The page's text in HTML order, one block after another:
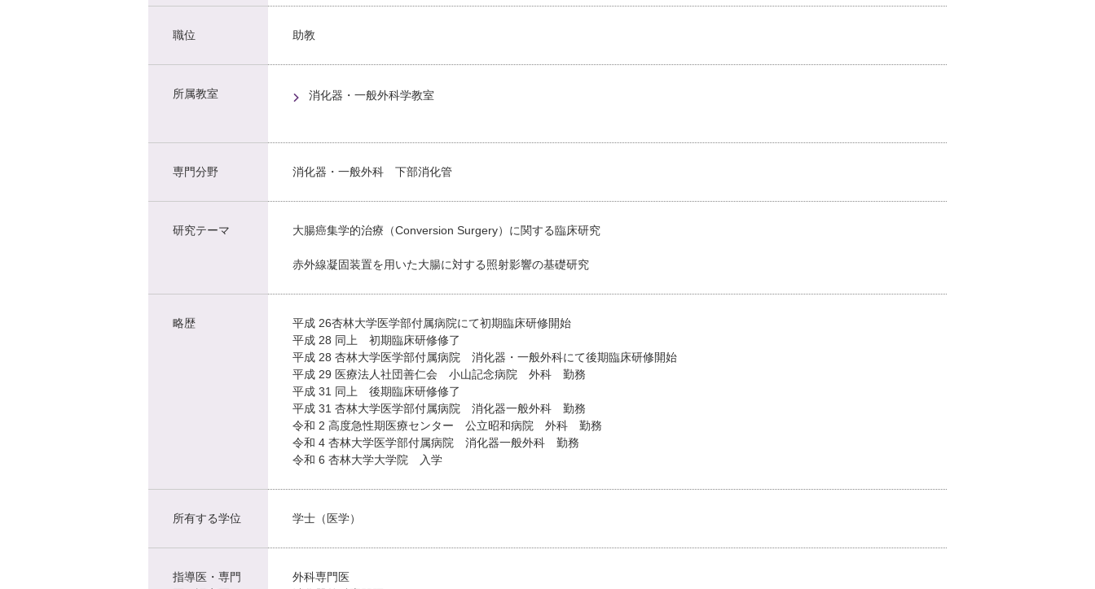
職位 助教
所属教室 消化器・一般外科学教室
専門分野 消化器・一般外科 下部消化管
研究テーマ 大腸癌集学的治療（Conversion Surgery）に関する臨床研究
赤外線凝固装置を用いた大腸に対する照射影響の基礎研究
略歴
平成 26杏林大学医学部付属病院にて初期臨床研修開始
平成 28 同上 初期臨床研修修了
平成 28 杏林大学医学部付属病院 消化器・一般外科にて後期臨床研修開始
平成 29 医療法人社団善仁会 小山記念病院 外科 勤務
平成 31 同上 後期臨床研修修了
平成 31 杏林大学医学部付属病院 消化器一般外科 勤務
令和 2 高度急性期医療センター 公立昭和病院 外科 勤務
令和 4 杏林大学医学部付属病院 消化器一般外科 勤務
令和 6 杏林大学大学院 入学
所有する学位 学士（医学）
指導医・専門
外科専門医